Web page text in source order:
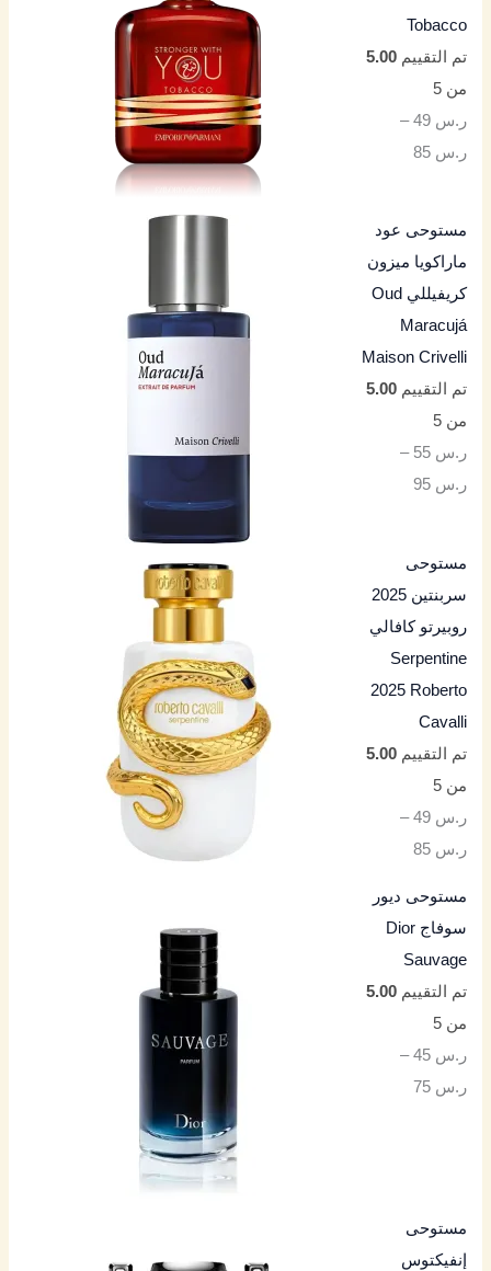
Tobacco
تم التقييم5.00
من 5
ر.س 49
–
ر.س 85
مستوحى عود
ماراكويا ميزون
كريفيللي Oud
Maracujá
Maison Crivelli
تم التقييم5.00
من 5
ر.س 55
–
ر.س 95
مستوحى
سربنتين 2025
روبيرتو كافالي
Serpentine
2025 Roberto
Cavalli
تم التقييم5.00
من 5
ر.س 49
–
ر.س 85
مستوحى ديور
سوفاج Dior
Sauvage
تم التقييم5.00
من 5
ر.س 45
–
ر.س 75
مستوحى
إنفيكتوس